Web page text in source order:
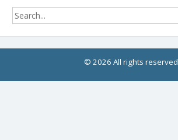
© 2026 All rights reserved